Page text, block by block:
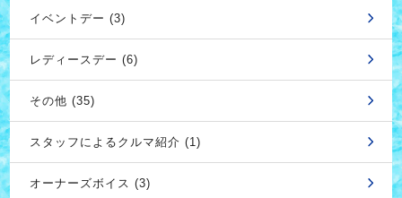
イベントデー (3)
レディースデー (6)
その他 (35)
スタッフによるクルマ紹介 (1)
オーナーズボイス (3)